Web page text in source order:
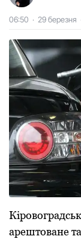
06:50 · 29 березня
apeштoвaнe